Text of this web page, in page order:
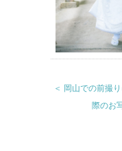
＜ 岡山での前撮
際のお